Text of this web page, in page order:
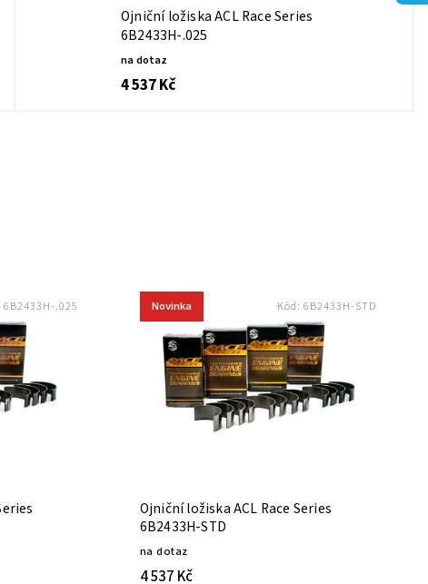
Ojniční ložiska ACL Race Series
6B2433H-.025
na dotaz
4 537 Kč
6B2433H-.025 Novinka
Ojniční ložiska ACL Race Series
6B2433H-STD
na dotaz
4 537 Kč
Kód: 6B2433H-STD